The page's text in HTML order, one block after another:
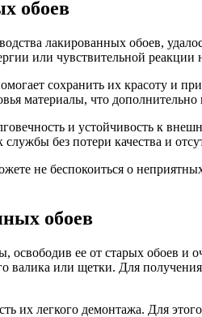
обоев
лакированных обоев,
или чувствительной реакции
сохранить их красоту и
материалы, что дополнительно
и устойчивость к
без потери качества и
не беспокоиться о
обоев
освободив ее от старых обоев
или щетки. Для
их легкого демонтажа. Для